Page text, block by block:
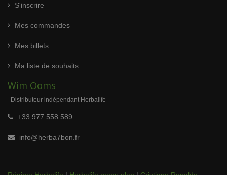
S'inscrire
Mes commandes
Mes billets
Ma liste de souhaits
Wim Ooms
Distributeur indépendant Herbalife
+33 977 558 589
info@herba7bon.fr